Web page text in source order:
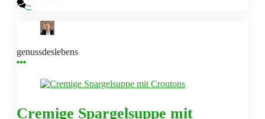
~
genussdeslebens
Cremige Spargelsuppe mit